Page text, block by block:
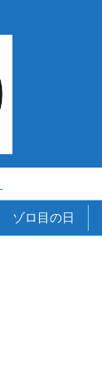
ゾロ目の日